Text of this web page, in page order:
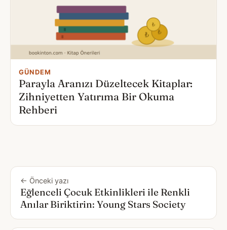
GÜNDEM
Parayla Aranızı Düzeltecek Kitaplar:
Zihniyetten Yatırıma Bir Okuma
Rehberi
← Önceki yazı
Eğlenceli Çocuk Etkinlikleri ile Renkli
Anılar Biriktirin: Young Stars Society